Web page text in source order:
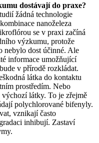
dostávají do praxe?
žádná technologie
nanoželeza
se v praxi začíná
výzkumu, protože
nebylo dost účinné. Ale
informace umožňující
v přírodě rozkládat.
látka do kontaktu
prostředím. Nebo
látky. To je zřejmě
polychlorované bifenyly.
vznikají často
inhibují. Zastaví